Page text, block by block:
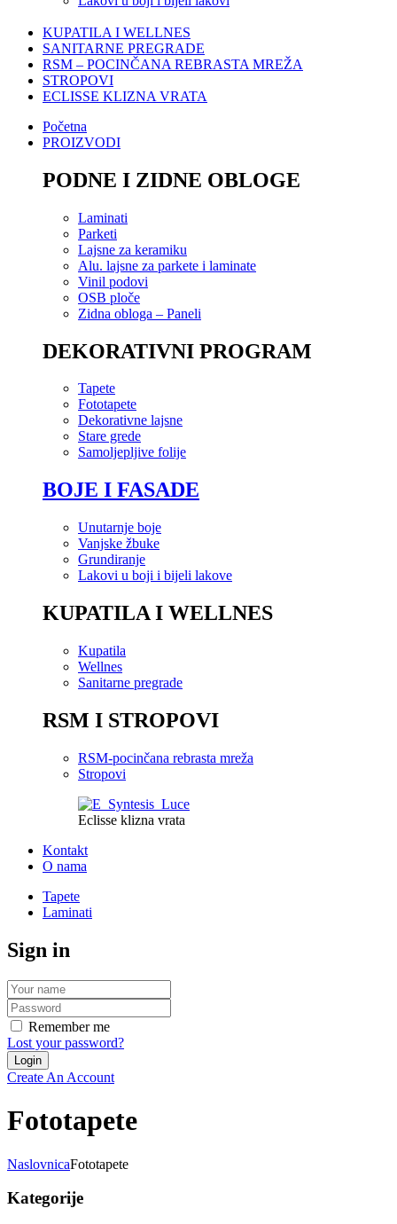
KUPATILA I WELLNES
SANITARNE PREGRADE
RSM – POCINČANA REBRASTA MREŽA
STROPOVI
ECLISSE KLIZNA VRATA
Početna
PROIZVODI
PODNE I ZIDNE OBLOGE
Laminati
Parketi
Lajsne za keramiku
Alu. lajsne za parkete i laminate
Vinil podovi
OSB ploče
Zidna obloga – Paneli
DEKORATIVNI PROGRAM
Tapete
Fototapete
Dekorativne lajsne
Stare grede
Samoljepljive folije
BOJE I FASADE
Unutarnje boje
Vanjske žbuke
Grundiranje
Lakovi u boji i bijeli lakove
KUPATILA I WELLNES
Kupatila
Wellnes
Sanitarne pregrade
RSM I STROPOVI
RSM-pocinčana rebrasta mreža
Stropovi
Eclisse klizna vrata
Kontakt
O nama
Tapete
Laminati
Sign in
Remember me
Lost your password?
Create An Account
Fototapete
NaslovnicaFototapete
Kategorije